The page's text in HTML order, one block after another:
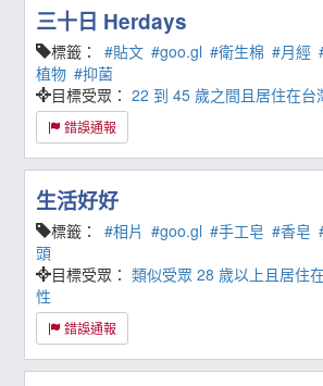
三十日 Herdays
標籤： #貼文 #goo.gl #衛生棉 #月經
植物 #抑菌
目標受眾：22 到 45 歲之間且居住在台
錯誤通報
生活好好
標籤： #相片 #goo.gl #手工皂 #香皂
頭
目標受眾：類似受眾 28 歲以上且居住
性
錯誤通報